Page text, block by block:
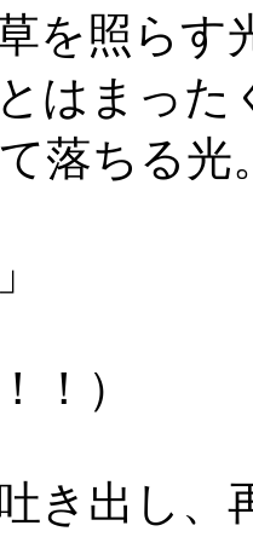
を照ら
はまっ
落ちる光
」
！）
き出し、